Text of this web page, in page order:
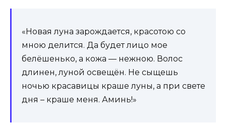
«Новая луна зарождается, красотою со
мною делится. Да будет лицо мое
белёшенько, а кожа — нежною. Волос
длинен, луной освещён. Не сыщешь
ночью красавицы краше луны, а при свете
дня – краше меня. Аминь!»